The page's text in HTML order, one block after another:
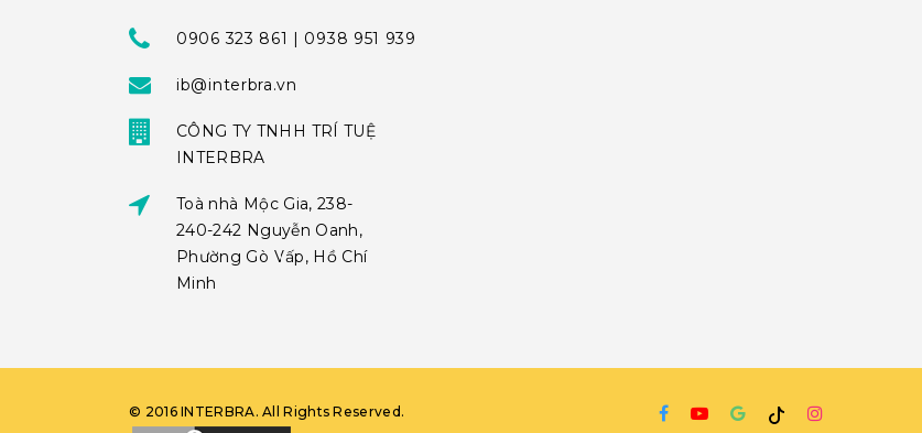
0906 323 861 | 0938 951 939
ib@interbra.vn
CÔNG TY TNHH TRÍ TUỆ
INTERBRA
Toà nhà Mộc Gia, 238-
240-242 Nguyễn Oanh,
Phường Gò Vấp, Hồ Chí
Minh
© 2016 INTERBRA. All Rights Reserved.